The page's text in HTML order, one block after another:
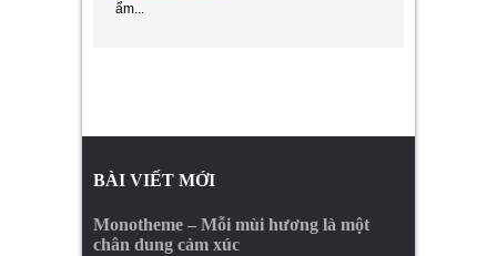
ẩm...
BÀI VIẾT MỚI
Monotheme – Mỗi mùi hương là một
chân dung cảm xúc